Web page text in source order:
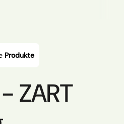
Produkte
ZART